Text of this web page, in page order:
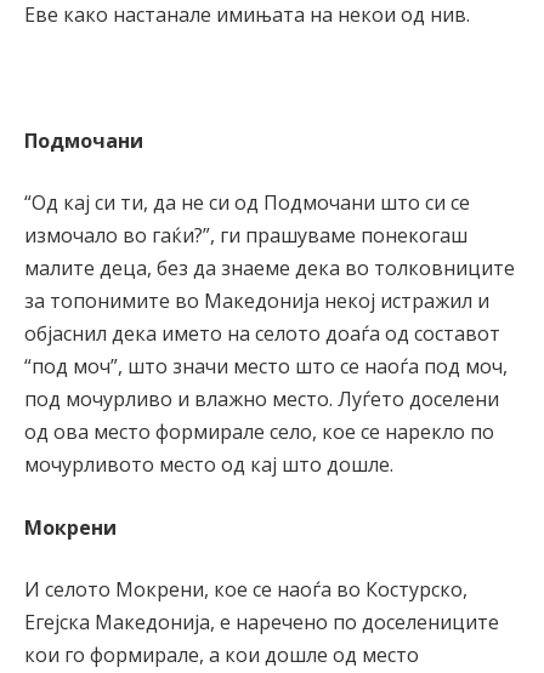
Еве како настанале имињата на некои од нив.
Подмочани
“Од кај си ти, да не си од Подмочани што си се
измочало во гаќи?”, ги прашуваме понекогаш
малите деца, без да знаеме дека во толковниците
за топонимите во Македонија некој истражил и
објаснил дека името на селото доаѓа од составот
“под моч”, што значи место што се наоѓа под моч,
под мочурливо и влажно место. Луѓето доселени
од ова место формирале село, кое се нарекло по
мочурливото место од кај што дошле.
Мокрени
И селото Мокрени, кое се наоѓа во Костурско,
Егејска Македонија, е наречено по доселениците
кои го формирале, а кои дошле од место